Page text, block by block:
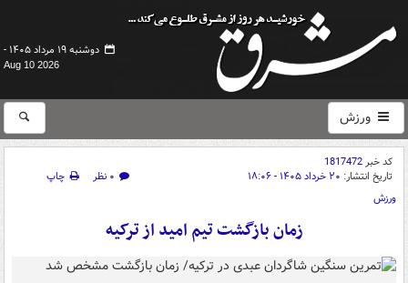
دوشنبه ۱۹ مرداد ۱۴۰۵ -
Aug 10 2026
ورزش
کد خبر1817472
تاریخ انتشار: ۲۰ خرداد ۱۴۰۵ - ۱۸:۰۶ ۰ نظر
چاپ
ورزش
زمان بازگشت تیم امید از ترکیه